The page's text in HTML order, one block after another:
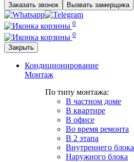
Заказать звонок Вызвать замерщика
0
0
Закрыть
Кондиционирование
Монтаж
По типу монтажа:
В частном доме
В квартире
В офисе
Во время ремонта
В 2 этапа
Внутреннего блока
Наружного блока